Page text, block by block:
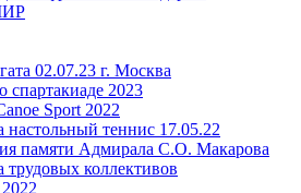
02.07.23 г. Москва
спартакиаде 2023
Sport 2022
настольный теннис 17.05.22
памяти Адмирала С.О. Макарова
трудовых коллективов